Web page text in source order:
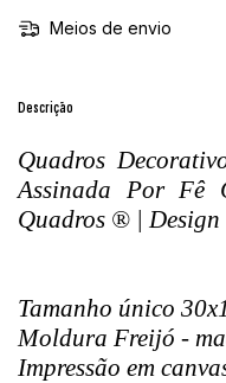
Meios de envio
Descrição
Quadros
Assinada Por Fê
Quadros ® |
Tamanho único
Moldura Freijó -
Impressão em